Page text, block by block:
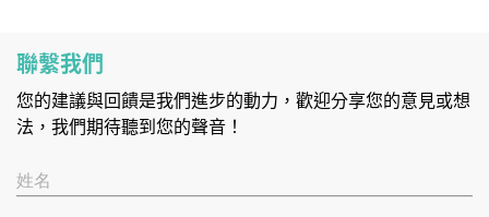
聯繫我們
您的建議與回饋是我們進步的動力，歡迎分享您的意見或想
法，我們期待聽到您的聲音！
姓名